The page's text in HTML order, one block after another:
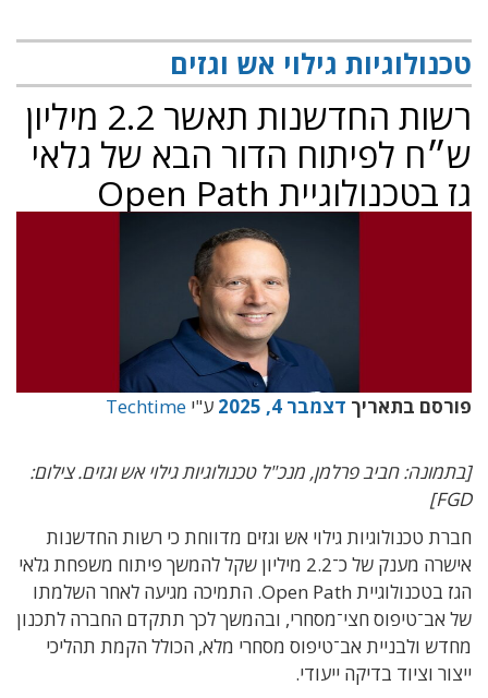
טכנולוגיות גילוי אש וגזים
רשות החדשנות תאשר 2.2 מיליון
ש״ח לפיתוח הדור הבא של גלאי
גז בטכנולוגיית Open Path
פורסם בתאריך דצמבר 4, 2025 ע"י Techtime
[בתמונה: חביב פרלמן, מנכ"ל טכנולוגיות גילוי אש וגזים. צילום:
FGD]
חברת טכנולוגיות גילוי אש וגזים מדווחת כי רשות החדשנות
אישרה מענק של כ־2.2 מיליון שקל להמשך פיתוח משפחת גלאי
הגז בטכנולוגיית Open Path. התמיכה מגיעה לאחר השלמתו
של אב־טיפוס חצי־מסחרי, ובהמשך לכך תתקדם החברה לתכנון
מחדש ולבניית אב־טיפוס מסחרי מלא, הכולל הקמת תהליכי
ייצור וציוד בדיקה ייעודי.